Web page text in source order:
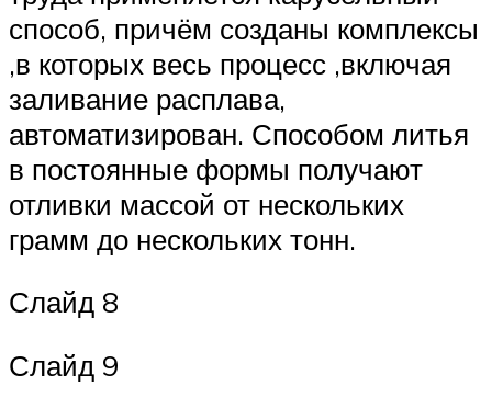
способ, причём созданы комплексы
,в которых весь процесс ,включая
заливание расплава,
автоматизирован. Способом литья
в постоянные формы получают
отливки массой от нескольких
грамм до нескольких тонн.
Слайд 8
Слайд 9